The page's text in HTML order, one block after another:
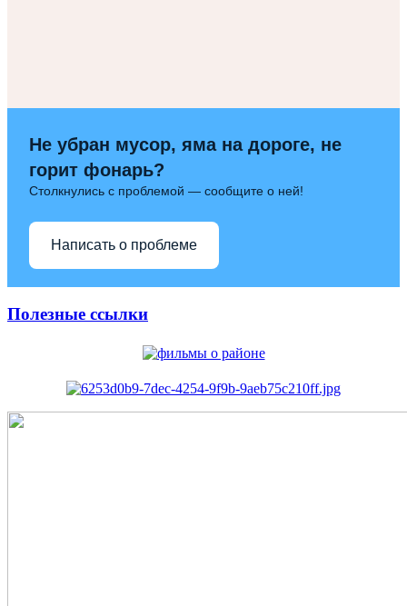
Не убран мусор, яма на дороге, не
горит фонарь?
Столкнулись с проблемой — сообщите о ней!
Написать о проблеме
Полезные ссылки